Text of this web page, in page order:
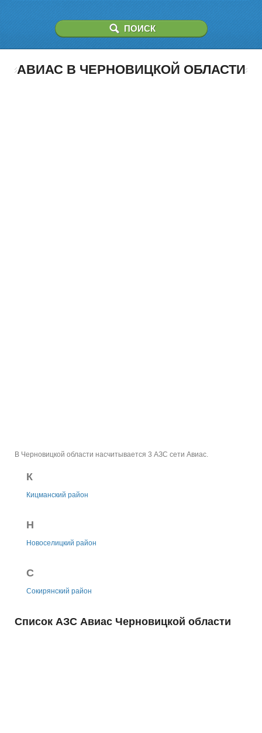
АВИАС В ЧЕРНОВИЦКОЙ ОБЛАСТИ
В Черновицкой области насчитывается 3 АЗС сети Авиас.
К
Кицманский район
Н
Новоселицкий район
С
Сокирянский район
Список АЗС Авиас Черновицкой области